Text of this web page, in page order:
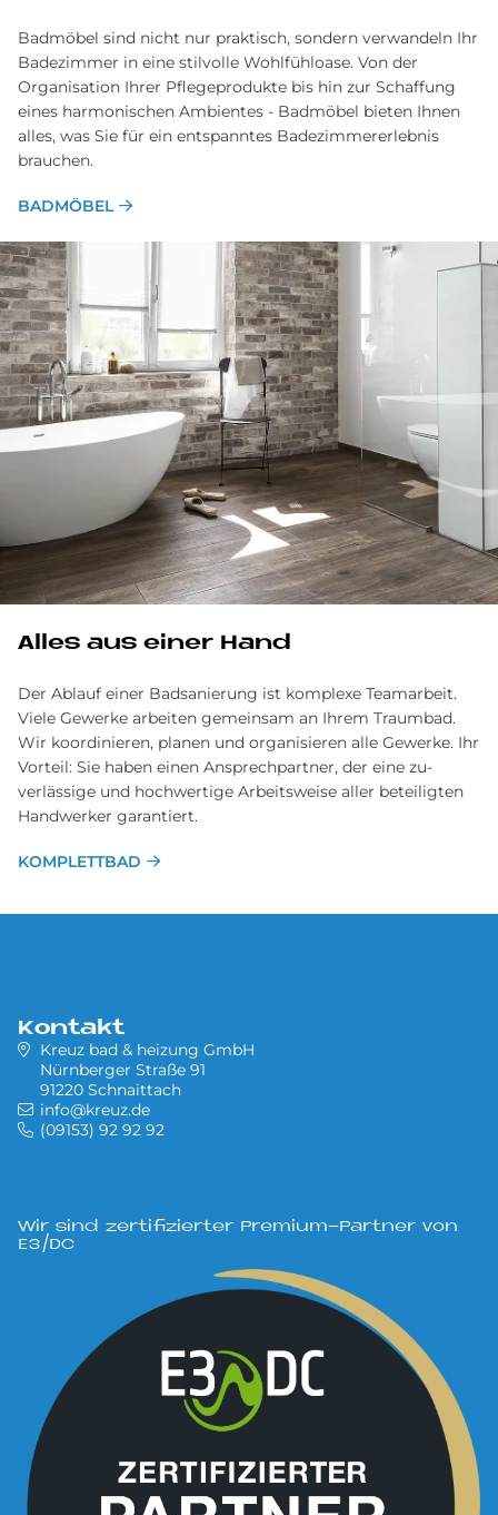
Badmöbel sind nicht nur praktisch, sondern verwandeln Ihr
Badezimmer in eine stilvolle Wohlfühloase. Von der
Organisation Ihrer Pflege­produkte bis hin zur Schaffung
eines harmonischen Ambientes - Bad­möbel bieten Ihnen
alles, was Sie für ein ent­spanntes Badezimmer­erlebnis
brauchen.
BADMÖBEL
Alles aus einer Hand
Der Ablauf einer Badsanierung ist komplexe Team­arbeit.
Viele Gewerke arbeiten gemein­sam an Ihrem Traum­bad.
Wir ko­ordinieren, planen und organisieren alle Ge­werke. Ihr
Vor­teil: Sie haben einen Ansprech­partner, der eine zu­
verlässige und hoch­wertige Arbeits­weise aller be­teiligten
Hand­werker garantiert.
KOMPLETTBAD
Kontakt
Kreuz bad & heizung GmbH
Nürnberger Straße 91
91220 Schnaittach
info@kreuz.de
(09153) 92 92 92
Wir sind zertifizierter Premium-Partner von
E3/DC